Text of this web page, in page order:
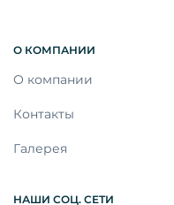
О КОМПАНИИ
О компании
Контакты
Галерея
НАШИ СОЦ. СЕТИ